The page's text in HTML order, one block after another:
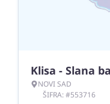
Klisa - Slana
NOVI SAD
ŠIFRA: #553716